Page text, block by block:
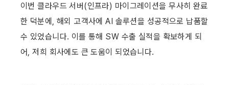
이번 클라우드 서버(인프라) 마이그레이션을 무사히 완료
한 덕분에, 해외 고객사에 AI 솔루션을 성공적으로 납품할
수 있었습니다. 이를 통해 SW 수출 실적을 확보하게 되
어, 저희 회사에도 큰 도움이 되었습니다.